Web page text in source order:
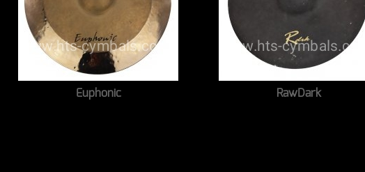
Euphonic RawDark